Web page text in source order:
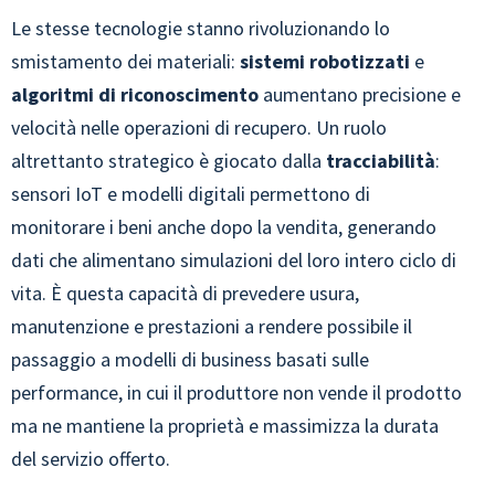
Le stesse tecnologie stanno rivoluzionando lo
smistamento dei materiali: sistemi robotizzati e
algoritmi di riconoscimento aumentano precisione e
velocità nelle operazioni di recupero. Un ruolo
altrettanto strategico è giocato dalla tracciabilità:
sensori IoT e modelli digitali permettono di
monitorare i beni anche dopo la vendita, generando
dati che alimentano simulazioni del loro intero ciclo di
vita. È questa capacità di prevedere usura,
manutenzione e prestazioni a rendere possibile il
passaggio a modelli di business basati sulle
performance, in cui il produttore non vende il prodotto
ma ne mantiene la proprietà e massimizza la durata
del servizio offerto.